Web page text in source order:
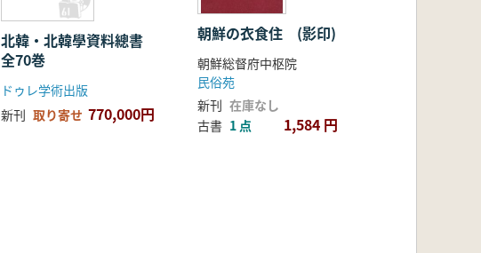
北韓・北韓學資料總書
全70巻
ドゥレ学術出版
新刊 取り寄せ 770,000円
朝鮮の衣食住 (影印)
朝鮮総督府中枢院
民俗苑
新刊 在庫なし
古書 1 点 1,584 円